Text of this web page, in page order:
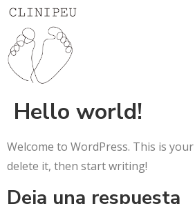
Hello world!
Welcome to WordPress. This is
delete it, then start writing!
Deja una respuesta